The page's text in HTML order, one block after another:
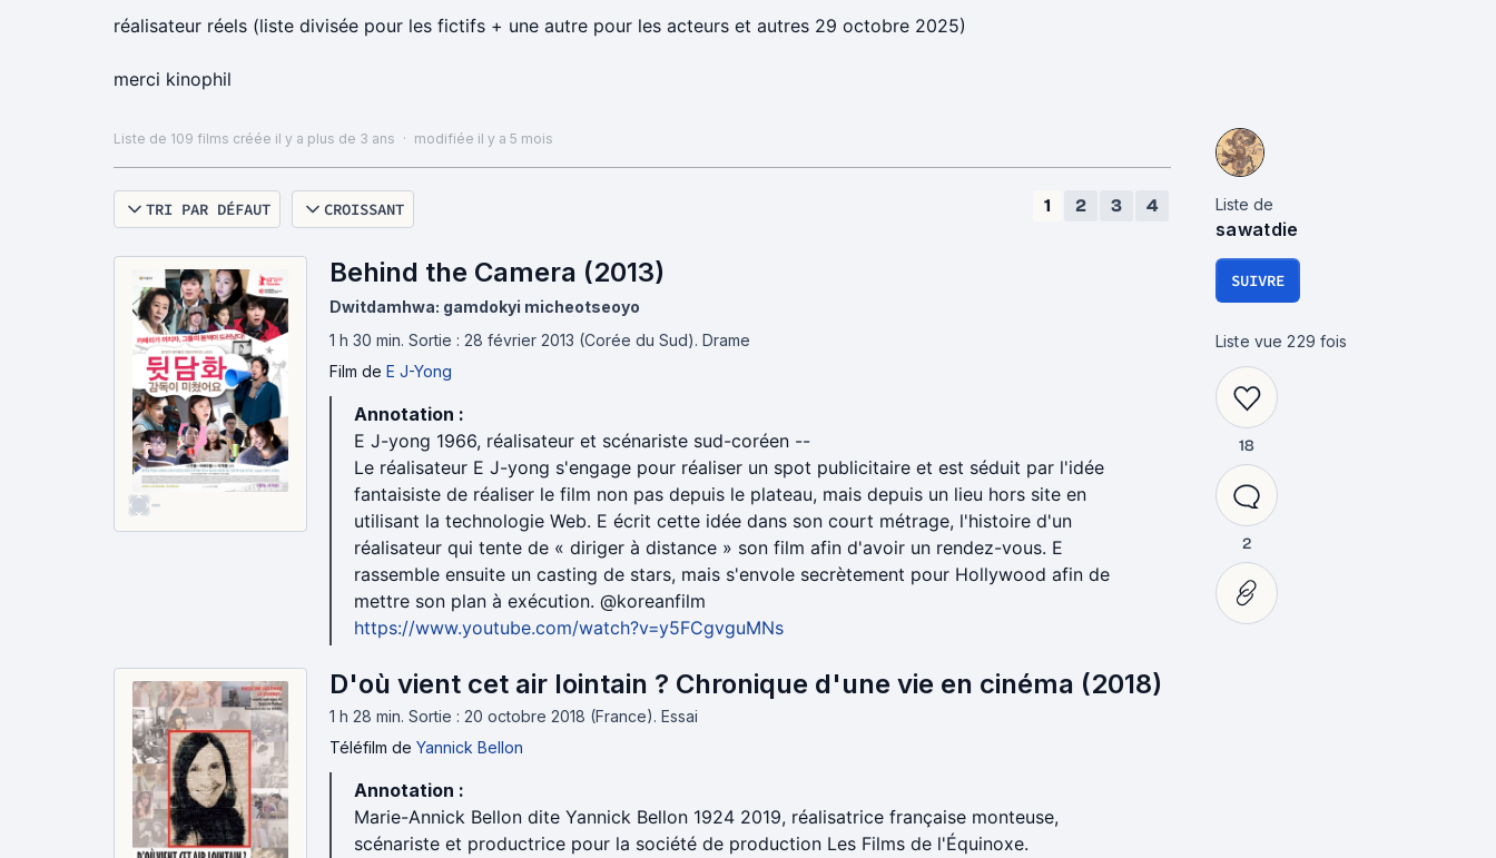
réalisateur réels (liste divisée pour les fictifs + une autre pour les acteurs et autres 29 octobre 2025)
merci kinophil
Liste de 109 films créée il y a plus de 3 ans · modifiée il y a 5 mois
TRI PAR DÉFAUT CROISSANT 1 2 3 4
-
Behind the Camera (2013)
Dwitdamhwa: gamdokyi micheotseoyo
1 h 30 min. Sortie : 28 février 2013 (Corée du Sud). Drame
Film de E J-Yong
Annotation :
E J-yong 1966, réalisateur et scénariste sud-coréen --
Le réalisateur E J-yong s'engage pour réaliser un spot publicitaire et est séduit par l'idée
fantaisiste de réaliser le film non pas depuis le plateau, mais depuis un lieu hors site en
utilisant la technologie Web. E écrit cette idée dans son court métrage, l'histoire d'un
réalisateur qui tente de « diriger à distance » son film afin d'avoir un rendez-vous. E
rassemble ensuite un casting de stars, mais s'envole secrètement pour Hollywood afin de
mettre son plan à exécution. @koreanfilm
https://www.youtube.com/watch?v=y5FCgvguMNs
D'où vient cet air lointain ? Chronique d'une vie en cinéma (2018)
1 h 28 min. Sortie : 20 octobre 2018 (France). Essai
Téléfilm de Yannick Bellon
Annotation :
Marie-Annick Bellon dite Yannick Bellon 1924 2019, réalisatrice française monteuse,
scénariste et productrice pour la société de production Les Films de l'Équinoxe.
Liste de
sawatdie
SUIVRE
Liste vue229 fois
18
2